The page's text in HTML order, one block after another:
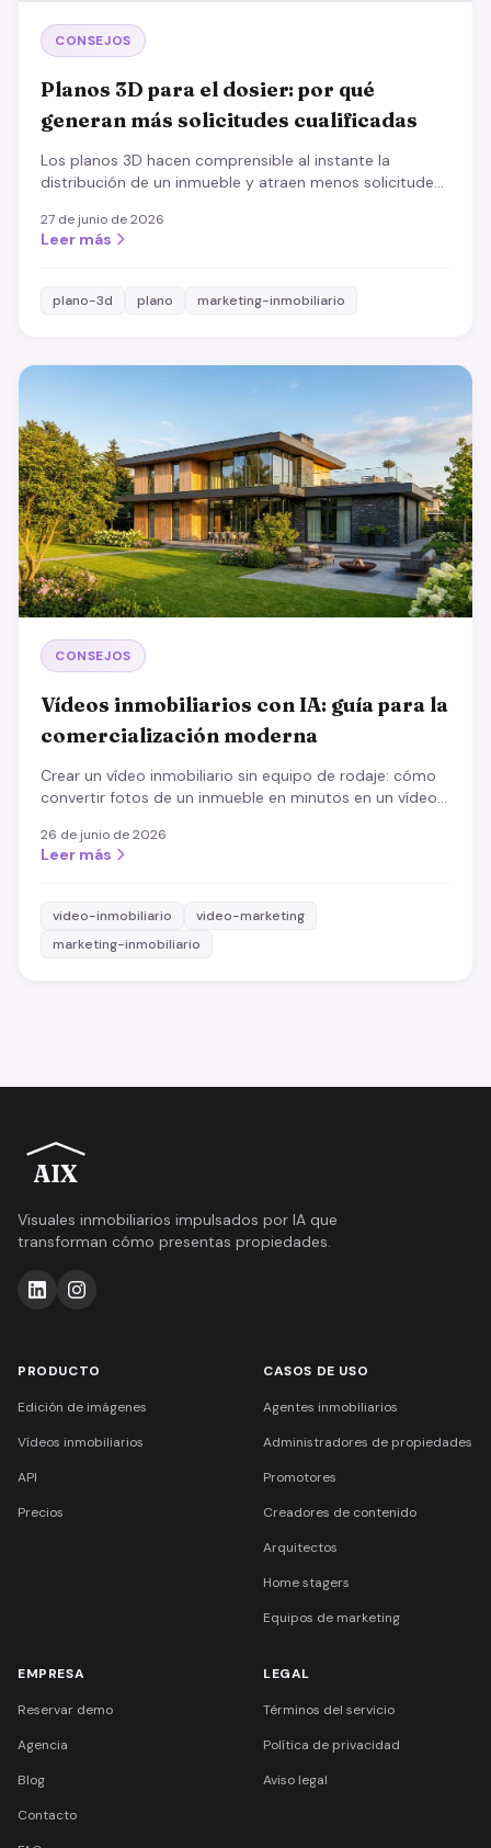
CONSEJOS
Planos 3D para el dosier: por qué
generan más solicitudes cualificadas
Los planos 3D hacen comprensible al instante la
distribución de un inmueble y atraen menos solicitudes,
efecto.
27 de junio de 2026
Leer más
plano-3d plano marketing-inmobiliario
CONSEJOS
Vídeos inmobiliarios con IA: guía para la
comercialización moderna
Crear un vídeo inmobiliario sin equipo de rodaje: cómo
convertir fotos de un inmueble en minutos en un vídeo
importa.
26 de junio de 2026
Leer más
video-inmobiliario
video-marketing
marketing-inmobiliario
AIX
Visuales inmobiliarios impulsados por IA que
transforman cómo presentas propiedades.
PRODUCTO
Edición de imágenes
Vídeos inmobiliarios
API
Precios
CASOS DE USO
Agentes inmobiliarios
Administradores de propiedades
Promotores
Creadores de contenido
Arquitectos
Home stagers
Equipos de marketing
EMPRESA
Reservar demo
Agencia
Blog
Contacto
LEGAL
Términos del servicio
Política de privacidad
Aviso legal